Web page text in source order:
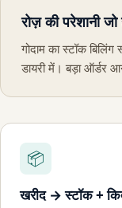
रोज़ की परेशानी
गोदाम का स्टॉक बिलिंग
डायरी में। बड़ा ऑर्डर
📦
खरीद → स्टॉक +